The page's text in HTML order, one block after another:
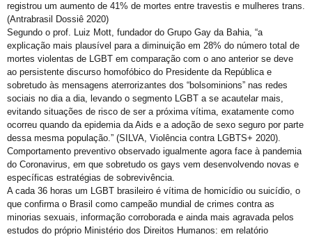
Perdas Levam à Tragédia Pessoal
Falares LGBT+
Salve 2 de julho
Gay is Good, Gays is Proud
Dia Internacional do Orgulho LGBT+
GGB Reforma Estatuto e Divulga Setença de Juiz Baiano
Junho, 28 de Stonewall
Junho Violeta
Victor-Victória é patrimônio imaterial de Juazeiro
registrou um aumento de 41% de mortes entre travestis e mulheres trans.
(Antrabrasil Dossiê 2020)
Segundo o prof. Luiz Mott, fundador do Grupo Gay da Bahia, “a
explicação mais plausível para a diminuição em 28% do número total de
mortes violentas de LGBT em comparação com o ano anterior se deve
ao persistente discurso homofóbico do Presidente da República e
sobretudo às mensagens aterrorizantes dos “bolsominions” nas redes
sociais no dia a dia, levando o segmento LGBT a se acautelar mais,
evitando situações de risco de ser a próxima vítima, exatamente como
ocorreu quando da epidemia da Aids e a adoção de sexo seguro por parte
dessa mesma população.” (SILVA, Violência contra LGBTS+ 2020).
Comportamento preventivo observado igualmente agora face à pandemia
do Coronavirus, em que sobretudo os gays vem desenvolvendo novas e
específicas estratégias de sobrevivência.
A cada 36 horas um LGBT brasileiro é vítima de homicídio ou suicídio, o
que confirma o Brasil como campeão mundial de crimes contra as
minorias sexuais, informação corroborada e ainda mais agravada pelos
estudos do próprio Ministério dos Direitos Humanos: em relatório